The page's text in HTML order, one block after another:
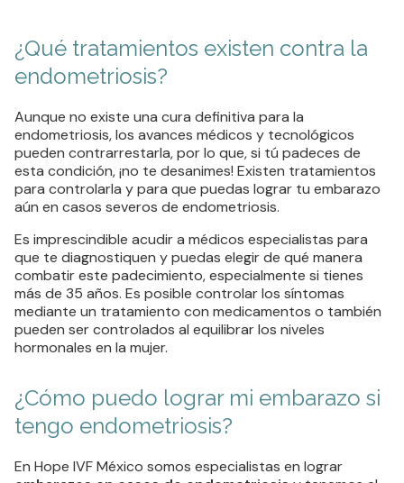
¿Qué tratamientos existen contra la
endometriosis?
Aunque no existe una cura definitiva para la
endometriosis, los avances médicos y tecnológicos
pueden contrarrestarla, por lo que, si tú padeces de
esta condición, ¡no te desanimes! Existen tratamientos
para controlarla y para que puedas lograr tu embarazo
aún en casos severos de endometriosis.
Es imprescindible acudir a médicos especialistas para
que te diagnostiquen y puedas elegir de qué manera
combatir este padecimiento, especialmente si tienes
más de 35 años. Es posible controlar los síntomas
mediante un tratamiento con medicamentos o también
pueden ser controlados al equilibrar los niveles
hormonales en la mujer.
¿Cómo puedo lograr mi embarazo si
tengo endometriosis?
En Hope IVF México somos especialistas en lograr